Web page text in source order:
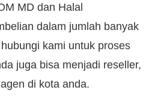
MD dan Halal
dalam jumlah banyak
kami untuk proses
juga bisa menjadi reseller,
di kota anda.